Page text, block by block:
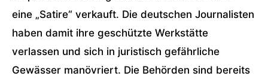
eine „Satire“ verkauft. Die deutschen Journalisten
haben damit ihre geschützte Werkstätte
verlassen und sich in juristisch gefährliche
Gewässer manövriert. Die Behörden sind bereits